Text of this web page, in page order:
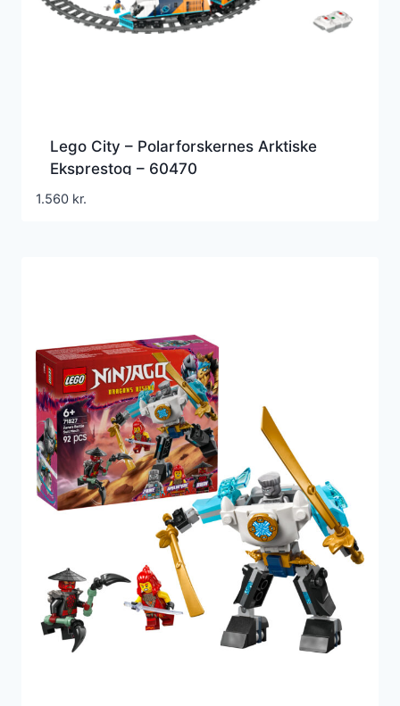
Lego City – Polarforskernes Arktiske
Eksprestog – 60470
1.560 kr.